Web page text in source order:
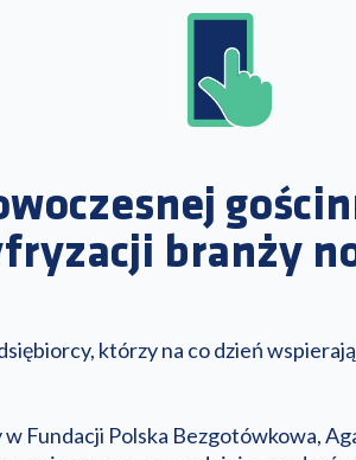
branży
którzy na co dzień
Fundacji Polska Bezgotówkowa,